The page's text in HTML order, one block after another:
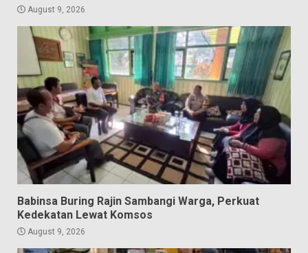
August 9, 2026
Babinsa Buring Rajin Sambangi Warga, Perkuat
Kedekatan Lewat Komsos
August 9, 2026